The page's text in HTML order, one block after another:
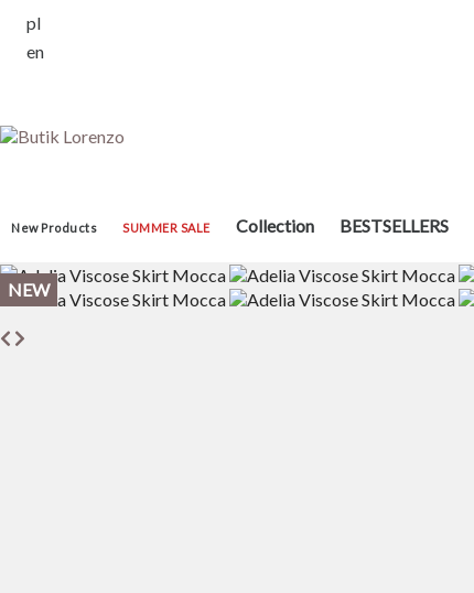
pl
en
New Products SUMMER SALE Collection BESTSELLERS
NEW